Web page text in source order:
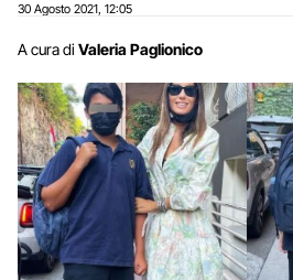
30 Agosto 2021 12:05
A cura di Valeria Paglionico